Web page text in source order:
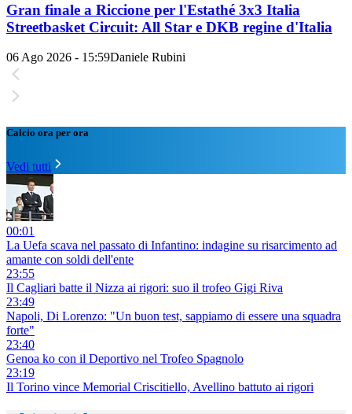
Gran finale a Riccione per l'Estathé 3x3 Italia
Streetbasket Circuit: All Star e DKB regine d'Italia
06 Ago 2026 - 15:59Daniele Rubini
Calcio ora per ora
Vedi tutti
00:01
La Uefa scava nel passato di Infantino: indagine su risarcimento ad
amante con soldi dell'ente
23:55
Il Cagliari batte il Nizza ai rigori: suo il trofeo Gigi Riva
23:49
Napoli, Di Lorenzo: "Un buon test, sappiamo di essere una squadra
forte"
23:40
Genoa ko con il Deportivo nel Trofeo Spagnolo
23:19
Il Torino vince Memorial Criscitiello, Avellino battuto ai rigori